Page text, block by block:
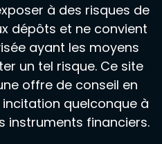
à des risques de
dépôts et ne convient
ayant les moyens
un tel risque. Ce site
offre de conseil en
quelconque à
instruments financiers.